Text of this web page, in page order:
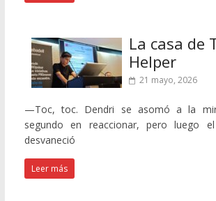
La casa de
Helper
21 mayo, 2026
—Toc, toc. Dendri se asomó a la
segundo en reaccionar, pero luego
desvaneció
Leer más